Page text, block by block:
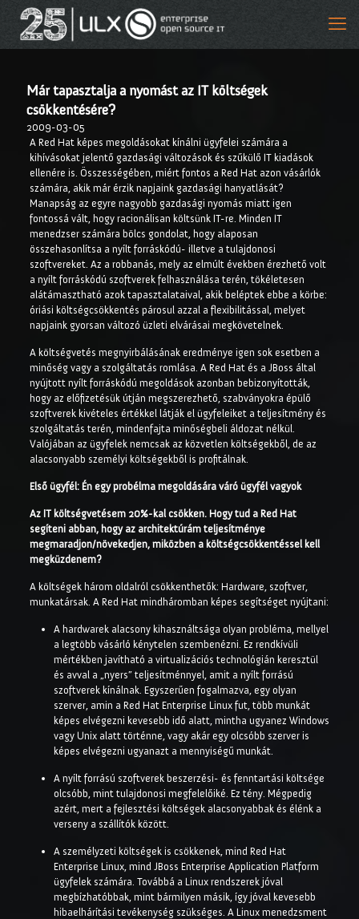
Már tapasztalja a nyomást az IT költségek
csökkentésére?
2009-03-05
A Red Hat képes megoldásokat kínálni ügyfelei számára a
kihívásokat jelentő gazdasági változások és szűkülő IT kiadások
ellenére is. Összességében, miért fontos a Red Hat azon vásárlók
számára, akik már érzik napjaink gazdasági hanyatlását?
Manapság az egyre nagyobb gazdasági nyomás miatt igen
fontossá vált, hogy racionálisan költsünk IT-re. Minden IT
menedzser számára bölcs gondolat, hogy alaposan
összehasonlítsa a nyílt forráskódú- illetve a tulajdonosi
szoftvereket. Az a robbanás, mely az elmúlt években érezhető volt
a nyílt forráskódú szoftverek felhasználása terén, tökéletesen
alátámasztható azok tapasztalataival, akik beléptek ebbe a körbe:
óriási költségcsökkentés párosul azzal a flexibilitással, melyet
napjaink gyorsan változó üzleti elvárásai megkövetelnek.
A költségvetés megnyirbálásának eredménye igen sok esetben a
minőség vagy a szolgáltatás romlása. A Red Hat és a JBoss által
nyújtott nyílt forráskódú megoldások azonban bebizonyították,
hogy az előfizetésük útján megszerezhető, szabványokra épülő
szoftverek kivételes értékkel látják el ügyfeleiket a teljesítmény és
szolgáltatás terén, mindenfajta minőségbeli áldozat nélkül.
Valójában az ügyfelek nemcsak az közvetlen költségekből, de az
alacsonyabb személyi költségekből is profitálnak.
Első ügyfél: Én egy probélma megoldására váró ügyfél vagyok
Az IT költségvetésem 20%-kal csökken. Hogy tud a Red Hat
segíteni abban, hogy az architektúrám teljesítménye
megmaradjon/növekedjen, miközben a költségcsökkentéssel kell
megküzdenem?
A költségek három oldalról csökkenthetők: Hardware, szoftver,
munkatársak. A Red Hat mindháromban képes segítséget nyújtani:
A hardwarek alacsony kihasználtsága olyan probléma, mellyel
a legtöbb vásárló kénytelen szembenézni. Ez rendkívüli
mértékben javítható a virtualizációs technológián keresztül
és avval a „nyers” teljesítménnyel, amit a nyílt forrású
szoftverek kínálnak. Egyszerűen fogalmazva, egy olyan
szerver, amin a Red Hat Enterprise Linux fut, több munkát
képes elvégezni kevesebb idő alatt, mintha ugyanez Windows
vagy Unix alatt történne, vagy akár egy olcsóbb szerver is
képes elvégezni ugyanazt a mennyiségű munkát.
A nyílt forrású szoftverek beszerzési- és fenntartási költsége
olcsóbb, mint tulajdonosi megfelelőiké. Ez tény. Mégpedig
azért, mert a fejlesztési költségek alacsonyabbak és élénk a
verseny a szállítók között.
A személyzeti költségek is csökkenek, mind Red Hat
Enterprise Linux, mind JBoss Enterprise Application Platform
ügyfelek számára. Továbbá a Linux rendszerek jóval
megbízhatóbbak, mint bármilyen másik, így jóval kevesebb
hibaelhárítási tevékenység szükséges. A Linux menedzsment